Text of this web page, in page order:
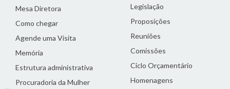
Mesa Diretora
Como chegar
Agende uma Visita
Memória
Estrutura administrativa
Procuradoria da Mulher
Legislação
Proposições
Reuniões
Comissões
Ciclo Orçamentário
Homenagens